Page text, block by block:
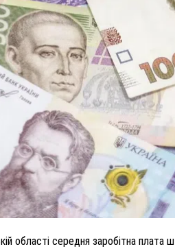
області середня заробітна плата
62-РІЧНУ
25